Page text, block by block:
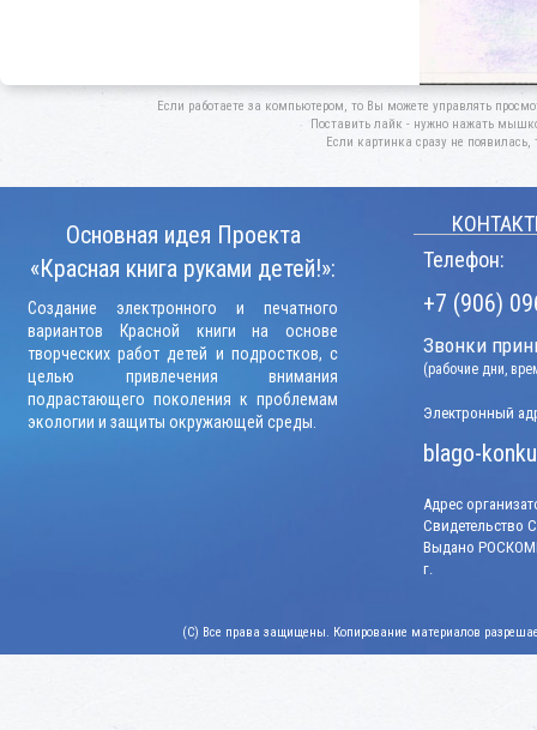
Если работаете за компьютером, то Вы можете управлять
Поставить лайк - нужно нажать
Если картинка сразу не появилась,
Основная идея Проекта
«Красная книга руками детей!»:
Создание электронного и печатного
вариантов Красной книги на основе
творческих работ детей и подростков, с
целью привлечения внимания
подрастающего поколения к проблемам
экологии и защиты окружающей среды.
Телефон:
+7 (906)
Звонки
(рабочие дни,
Электронный
blago-
Адрес
Свидетельство
Выдано
г.
(C) Все права защищены. Копирование материалов